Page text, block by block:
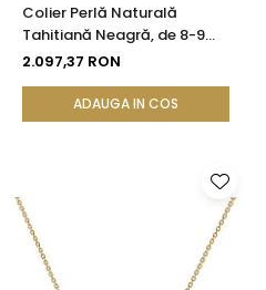
Colier Perlă Naturală
Tahitiană Neagră, de 8-9
mm, AAA, Aur Galben 14K cu
2.097,37 RON
ADAUGA IN COS